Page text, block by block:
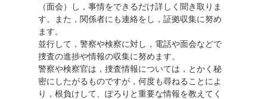
（面会）し，事情をできるだけ詳しく聞き取りま
す。また，関係者にも連絡をし，証拠収集に努め
ます。
並行して，警察や検察に対し，電話や面会などで
捜査の進捗や情報の収集に努めます。
警察や検察官は，捜査情報については，とかく秘
密にしたがるものですが，何度も尋ねることによ
り，根負けして、ぽろりと重要な情報を教えてく